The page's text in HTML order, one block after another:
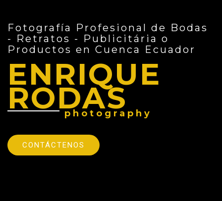
Fotografía Profesional de Bodas
- Retratos - Publicitária o
Productos en Cuenca Ecuador
ENRIQUE
RODAS
photography
CONTÁCTENOS